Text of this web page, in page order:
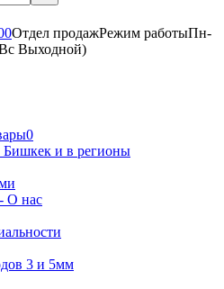
Отдел продажРежим работыПн-
Выходной)
0
Бишкек и в регионы
О нас
3 и 5мм